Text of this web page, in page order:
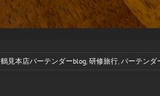
鶴見本店バーテンダーblog 研修旅行 バーテンダ